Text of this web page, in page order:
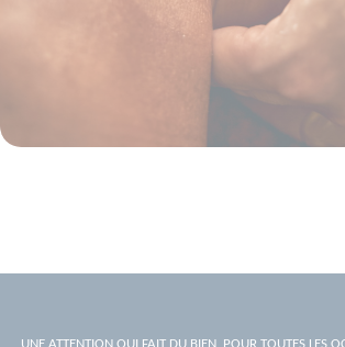
UNE ATTENTION QUI FAIT DU BIEN, POUR TOUTES LES